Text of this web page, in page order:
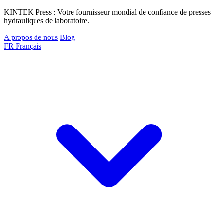
KINTEK Press : Votre fournisseur mondial de confiance de presses
hydrauliques de laboratoire.
A propos de nous Blog
FR Français